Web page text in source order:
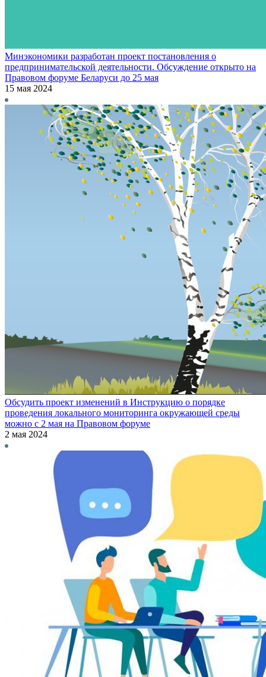
Минэкономики разработан проект постановления о
предпринимательской деятельности. Обсуждение открыто на
Правовом форуме Беларуси до 25 мая
15 мая 2024
Обсудить проект изменений в Инструкцию о порядке
проведения локального мониторинга окружающей среды
можно с 2 мая на Правовом форуме
2 мая 2024